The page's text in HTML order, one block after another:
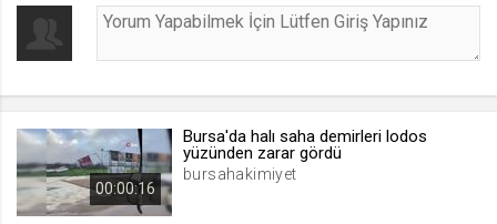
.web.tv
[hash]
.web.tv
00:00:16
Bursa'da halı saha demirleri lodos
yüzünden zarar gördü
bursahakimiyet